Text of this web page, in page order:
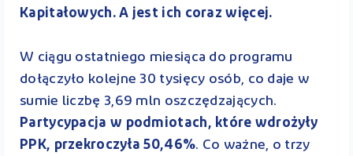
Kapitałowych. A jest ich coraz więcej.
W ciągu ostatniego miesiąca do programu
dołączyło kolejne 30 tysięcy osób, co daje w
sumie liczbę 3,69 mln oszczędzających.
Partycypacja w podmiotach, które wdrożyły
PPK, przekroczyła 50,46%. Co ważne, o trzy